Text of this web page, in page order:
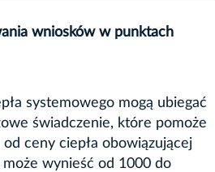
wniosków w punktach
systemowego mogą ubiegać
świadczenie, które pomoże
ceny ciepła obowiązującej
wynieść od 1000 do